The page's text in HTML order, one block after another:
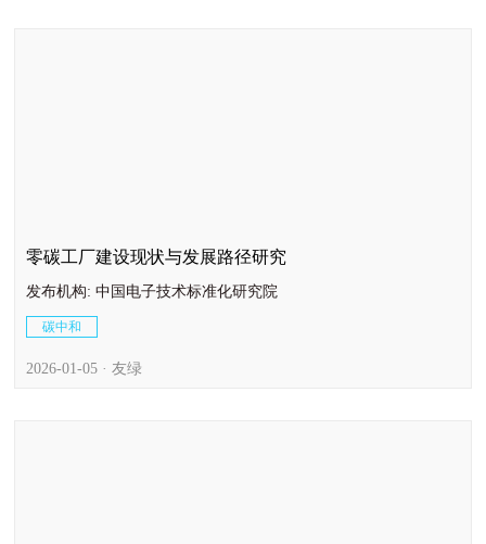
零碳工厂建设现状与发展路径研究
发布机构: 中国电子技术标准化研究院
碳中和
2026-01-05 · 友绿